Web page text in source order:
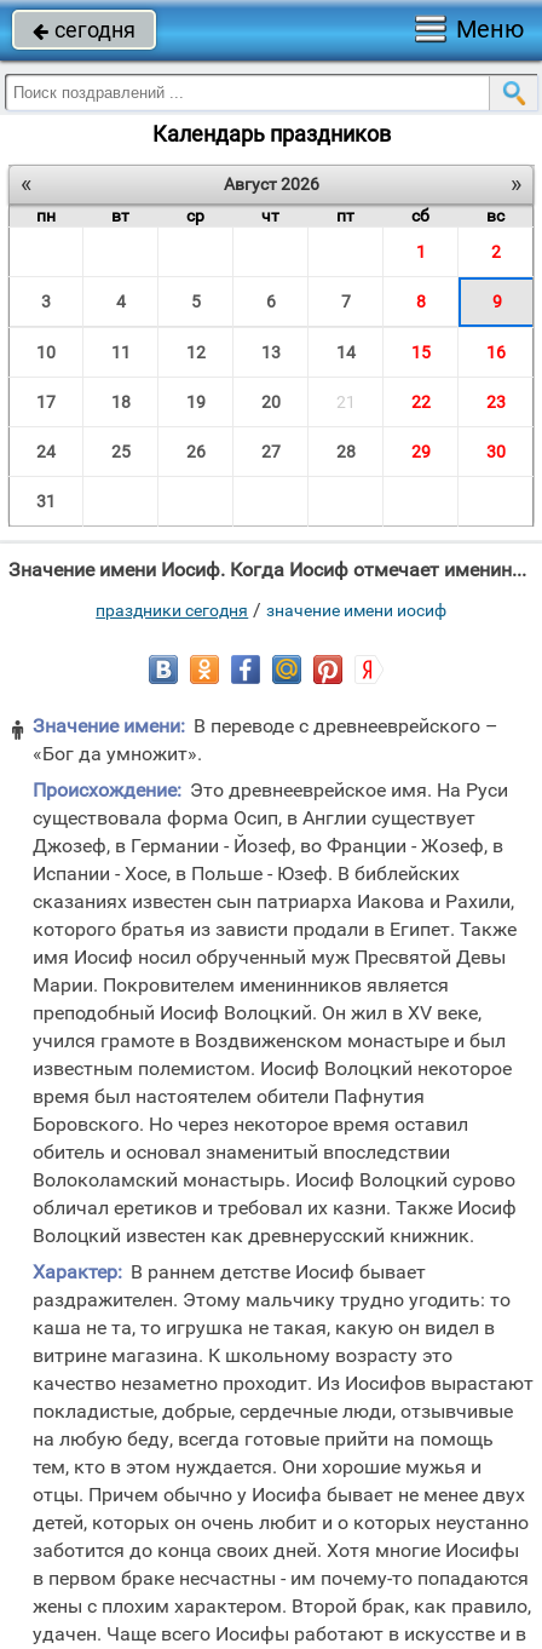
 сегодня Меню
Календарь праздников
« »
Август 2026
пн
вт ср чт пт сб
вс
1
2
3 4 5 6 7 8 9
10 11 12 13 14 15 16
17 18 19 20 21 22 23
24 25 26 27 28 29 30
31
Значение имени Иосиф. Когда Иосиф отмечает именины в 2026 году?
праздники сегодня /значение имени иосиф
 Значение имени: В переводе с древнееврейского –
«Бог да умножит».
Происхождение: Это древнееврейское имя. На Руси
существовала форма Осип, в Англии существует
Джозеф, в Германии - Йозеф, во Франции - Жозеф, в
Испании - Хосе, в Польше - Юзеф. В библейских
сказаниях известен сын патриарха Иакова и Рахили,
которого братья из зависти продали в Египет. Также
имя Иосиф носил обрученный муж Пресвятой Девы
Марии. Покровителем именинников является
преподобный Иосиф Волоцкий. Он жил в XV веке,
учился грамоте в Воздвиженском монастыре и был
известным полемистом. Иосиф Волоцкий некоторое
время был настоятелем обители Пафнутия
Боровского. Но через некоторое время оставил
обитель и основал знаменитый впоследствии
Волоколамский монастырь. Иосиф Волоцкий сурово
обличал еретиков и требовал их казни. Также Иосиф
Волоцкий известен как древнерусский книжник.
Характер: В раннем детстве Иосиф бывает
раздражителен. Этому мальчику трудно угодить: то
каша не та, то игрушка не такая, какую он видел в
витрине магазина. К школьному возрасту это
качество незаметно проходит. Из Иосифов вырастают
покладистые, добрые, сердечные люди, отзывчивые
на любую беду, всегда готовые прийти на помощь
тем, кто в этом нуждается. Они хорошие мужья и
отцы. Причем обычно у Иосифа бывает не менее двух
детей, которых он очень любит и о которых неустанно
заботится до конца своих дней. Хотя многие Иосифы
в первом браке несчастны - им почему-то попадаются
жены с плохим характером. Второй брак, как правило,
удачен. Чаще всего Иосифы работают в искусстве и в